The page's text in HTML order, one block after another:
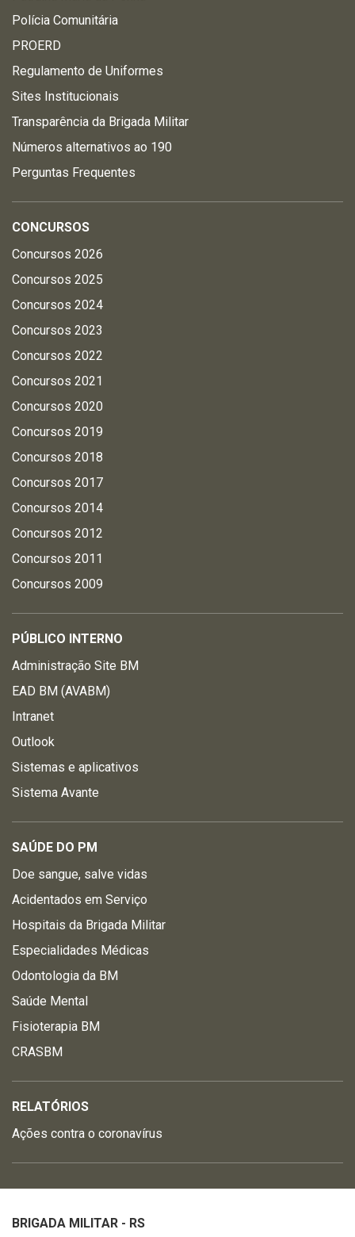
Polícia Comunitária
PROERD
Regulamento de Uniformes
Sites Institucionais
Transparência da Brigada Militar
Números alternativos ao 190
Perguntas Frequentes
CONCURSOS
Concursos 2026
Concursos 2025
Concursos 2024
Concursos 2023
Concursos 2022
Concursos 2021
Concursos 2020
Concursos 2019
Concursos 2018
Concursos 2017
Concursos 2014
Concursos 2012
Concursos 2011
Concursos 2009
PÚBLICO INTERNO
Administração Site BM
EAD BM (AVABM)
Intranet
Outlook
Sistemas e aplicativos
Sistema Avante
SAÚDE DO PM
Doe sangue, salve vidas
Acidentados em Serviço
Hospitais da Brigada Militar
Especialidades Médicas
Odontologia da BM
Saúde Mental
Fisioterapia BM
CRASBM
RELATÓRIOS
Ações contra o coronavírus
BRIGADA MILITAR - RS